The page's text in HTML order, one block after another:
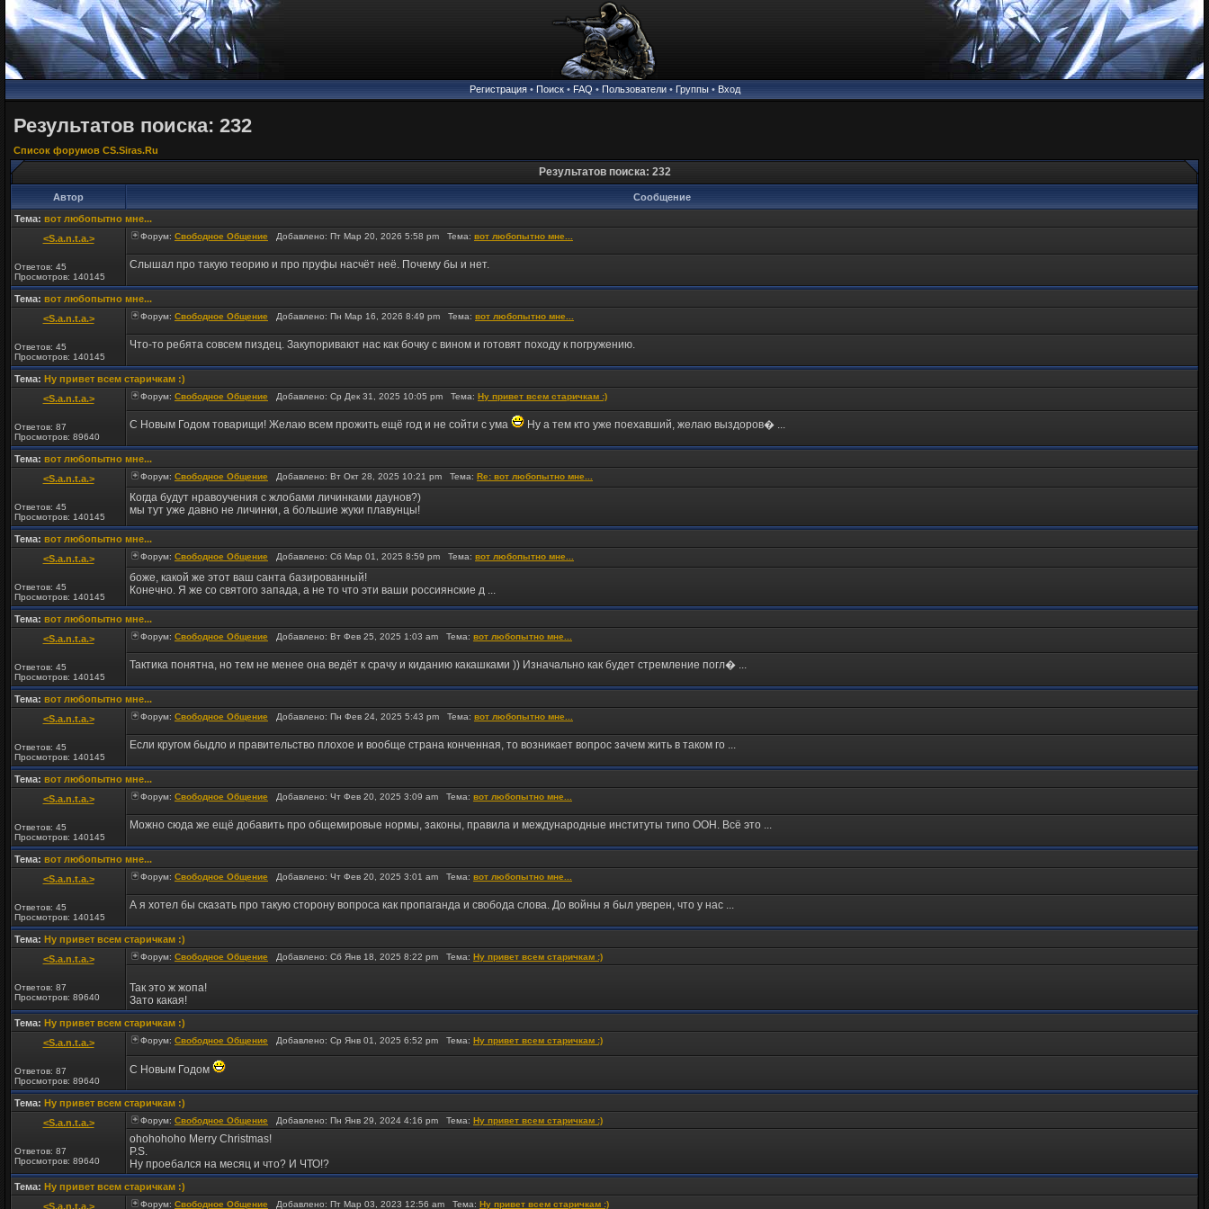
Регистрация• Поиск• FAQ • Пользователи• Группы• Вход
Результатов поиска: 232
Список форумов CS.Siras.Ru
Результатов поиска: 232
Автор
Сообщение
Тема: вот любопытно мне...
<S.a.n.t.a.>
Ответов: 45
Просмотров: 140145
Форум: Свободное Общение Добавлено: Пт Мар 20, 2026 5:58 pm Тема: вот любопытно мне...
Слышал про такую теорию и про пруфы насчёт неё. Почему бы и нет.
Тема: вот любопытно мне...
<S.a.n.t.a.>
Ответов: 45
Просмотров: 140145
Форум: Свободное Общение Добавлено: Пн Мар 16, 2026 8:49 pm Тема: вот любопытно мне...
Что-то ребята совсем пиздец. Закупоривают нас как бочку с вином и готовят походу к погружению.
Тема: Ну привет всем старичкам :)
<S.a.n.t.a.>
Ответов: 87
Просмотров: 89640
Форум: Свободное Общение Добавлено: Ср Дек 31, 2025 10:05 pm Тема: Ну привет всем старичкам :)
C Новым Годом товарищи! Желаю всем прожить ещё год и не сойти с ума Ну а тем кто уже поехавший, желаю выздоров� ...
Тема: вот любопытно мне...
<S.a.n.t.a.>
Ответов: 45
Просмотров: 140145
Форум: Свободное Общение Добавлено: Вт Окт 28, 2025 10:21 pm Тема: Re: вот любопытно мне...
Когда будут нравоучения с жлобами личинками даунов?)
мы тут уже давно не личинки, а большие жуки плавунцы!
Тема: вот любопытно мне...
<S.a.n.t.a.>
Ответов: 45
Просмотров: 140145
Форум: Свободное Общение Добавлено: Сб Мар 01, 2025 8:59 pm Тема: вот любопытно мне...
боже, какой же этот ваш санта базированный!
Конечно. Я же со святого запада, а не то что эти ваши россиянские д ...
Тема: вот любопытно мне...
<S.a.n.t.a.>
Ответов: 45
Просмотров: 140145
Форум: Свободное Общение Добавлено: Вт Фев 25, 2025 1:03 am Тема: вот любопытно мне...
Тактика понятна, но тем не менее она ведёт к срачу и киданию какашками )) Изначально как будет стремление погл� ...
Тема: вот любопытно мне...
<S.a.n.t.a.>
Ответов: 45
Просмотров: 140145
Форум: Свободное Общение Добавлено: Пн Фев 24, 2025 5:43 pm Тема: вот любопытно мне...
Если кругом быдло и правительство плохое и вообще страна конченная, то возникает вопрос зачем жить в таком го ...
Тема: вот любопытно мне...
<S.a.n.t.a.>
Ответов: 45
Просмотров: 140145
Форум: Свободное Общение Добавлено: Чт Фев 20, 2025 3:09 am Тема: вот любопытно мне...
Можно сюда же ещё добавить про общемировые нормы, законы, правила и международные институты типо ООН. Всё это ...
Тема: вот любопытно мне...
<S.a.n.t.a.>
Ответов: 45
Просмотров: 140145
Форум: Свободное Общение Добавлено: Чт Фев 20, 2025 3:01 am Тема: вот любопытно мне...
А я хотел бы сказать про такую сторону вопроса как пропаганда и свобода слова. До войны я был уверен, что у нас ...
Тема: Ну привет всем старичкам :)
<S.a.n.t.a.>
Ответов: 87
Просмотров: 89640
Форум: Свободное Общение Добавлено: Сб Янв 18, 2025 8:22 pm Тема: Ну привет всем старичкам :)
Так это ж жопа!
Зато какая!
Тема: Ну привет всем старичкам :)
<S.a.n.t.a.>
Ответов: 87
Просмотров: 89640
Форум: Свободное Общение Добавлено: Ср Янв 01, 2025 6:52 pm Тема: Ну привет всем старичкам :)
С Новым Годом
Тема: Ну привет всем старичкам :)
<S.a.n.t.a.>
Ответов: 87
Просмотров: 89640
Форум: Свободное Общение Добавлено: Пн Янв 29, 2024 4:16 pm Тема: Ну привет всем старичкам :)
ohohohoho Merry Christmas!
P.S.
Ну проебался на месяц и что? И ЧТО!?
Тема: Ну привет всем старичкам :)
<S.a.n.t.a.>
Форум: Свободное Общение Добавлено: Пт Мар 03, 2023 12:56 am Тема: Ну привет всем старичкам :)